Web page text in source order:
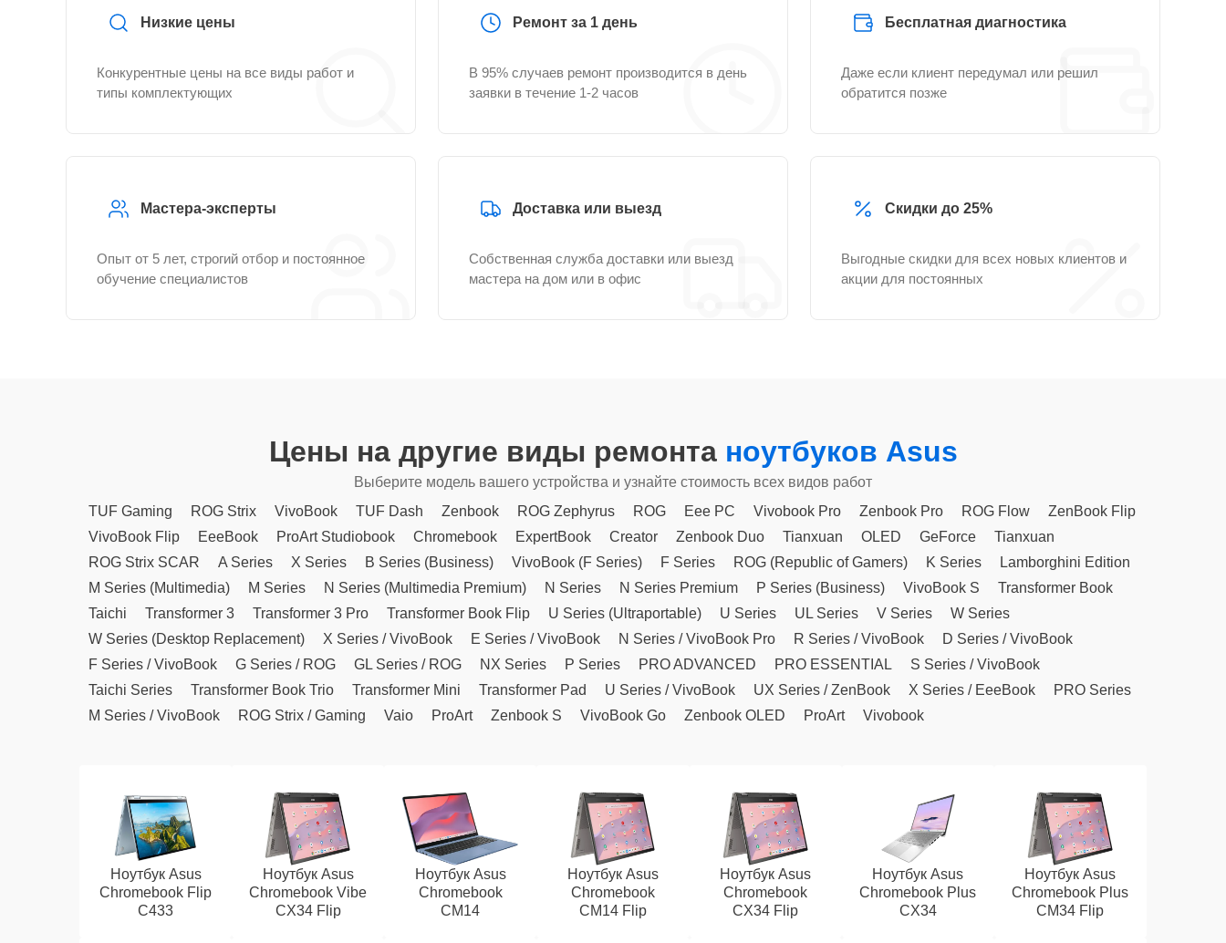
Низкие цены
Конкурентные цены на все виды работ и
типы комплектующих
Ремонт за 1 день
В 95% случаев ремонт производится в день
заявки в течение 1-2 часов
Бесплатная диагностика
Даже если клиент передумал или решил
обратится позже
Мастера-эксперты
Опыт от 5 лет, строгий отбор и постоянное
обучение специалистов
Доставка или выезд
Собственная служба доставки или выезд
мастера на дом или в офис
Скидки до 25%
Выгодные скидки для всех новых клиентов и
акции для постоянных
Цены на другие виды ремонта ноутбуков Asus
Выберите модель вашего устройства и узнайте стоимость всех видов работ
TUF Gaming
ROG Strix VivoBook TUF Dash Zenbook ROG Zephyrus ROG Eee PC Vivobook Pro Zenbook Pro ROG Flow
ZenBook Flip
VivoBook Flip
EeeBook ProArt Studiobook Chromebook ExpertBook Creator Zenbook Duo Tianxuan OLED GeForce
Tianxuan
ROG Strix SCAR
A Series X Series B Series (Business) VivoBook (F Series) F Series ROG (Republic of Gamers) K Series
Lamborghini Edition
M Series (Multimedia)
M Series N Series (Multimedia Premium) N Series N Series Premium P Series (Business) VivoBook S
Transformer Book
Taichi
Transformer 3 Transformer 3 Pro Transformer Book Flip U Series (Ultraportable) U Series UL Series V Series
W Series
W Series (Desktop Replacement)
X Series / VivoBook E Series / VivoBook N Series / VivoBook Pro R Series / VivoBook
D Series / VivoBook
F Series / VivoBook
G Series / ROG GL Series / ROG NX Series P Series PRO ADVANCED PRO ESSENTIAL
S Series / VivoBook
Taichi Series
Transformer Book Trio Transformer Mini Transformer Pad U Series / VivoBook UX Series / ZenBook X Series / EeeBook
PRO Series
M Series / VivoBook
ROG Strix / Gaming Vaio ProArt Zenbook S VivoBook Go Zenbook OLED ProArt Vivobook
Ноутбук Asus
Chromebook Flip
C433
Ноутбук Asus
Chromebook Vibe
CX34 Flip
Ноутбук Asus
Chromebook
CM14
Ноутбук Asus
Chromebook
CM14 Flip
Ноутбук Asus
Chromebook
CX34 Flip
Ноутбук Asus
Chromebook Plus
CX34
Ноутбук Asus
Chromebook Plus
CM34 Flip